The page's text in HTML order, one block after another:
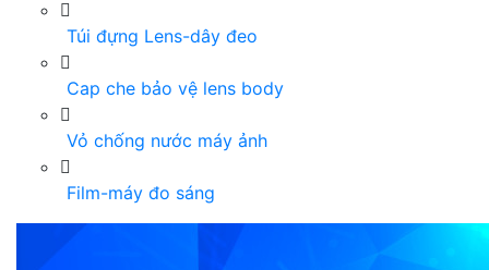
Túi đựng Lens-dây đeo
Cap che bảo vệ lens body
Vỏ chống nước máy ảnh
Film-máy đo sáng